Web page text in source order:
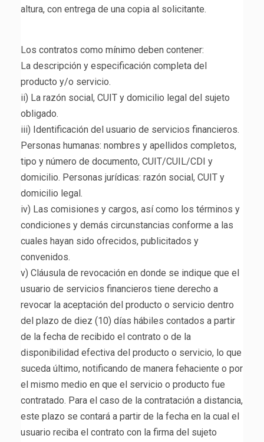
altura, con entrega de una copia al solicitante.
Los contratos como mínimo deben contener:
La descripción y especificación completa del
producto y/o servicio.
ii) La razón social, CUIT y domicilio legal del sujeto
obligado.
iii) Identificación del usuario de servicios financieros.
Personas humanas: nombres y apellidos completos,
tipo y número de documento, CUIT/CUIL/CDI y
domicilio. Personas jurídicas: razón social, CUIT y
domicilio legal.
iv) Las comisiones y cargos, así como los términos y
condiciones y demás circunstancias conforme a las
cuales hayan sido ofrecidos, publicitados y
convenidos.
v) Cláusula de revocación en donde se indique que el
usuario de servicios financieros tiene derecho a
revocar la aceptación del producto o servicio dentro
del plazo de diez (10) días hábiles contados a partir
de la fecha de recibido el contrato o de la
disponibilidad efectiva del producto o servicio, lo que
suceda último, notificando de manera fehaciente o por
el mismo medio en que el servicio o producto fue
contratado. Para el caso de la contratación a distancia,
este plazo se contará a partir de la fecha en la cual el
usuario reciba el contrato con la firma del sujeto